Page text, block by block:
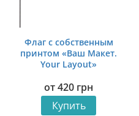
Флаг с собственным
принтом «Ваш Макет.
Your Layout»
от420 грн
Купить